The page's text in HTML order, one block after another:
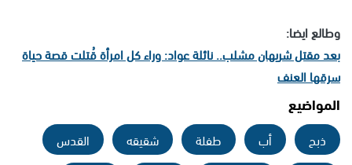
وطالع ايضا:
بعد مقتل شريهان مشلب.. نائلة عواد: وراء كل امرأة قُتلت قصة حياة
سرقها العنف
المواضيع
ذبح أب طفلة شقيقه القدس